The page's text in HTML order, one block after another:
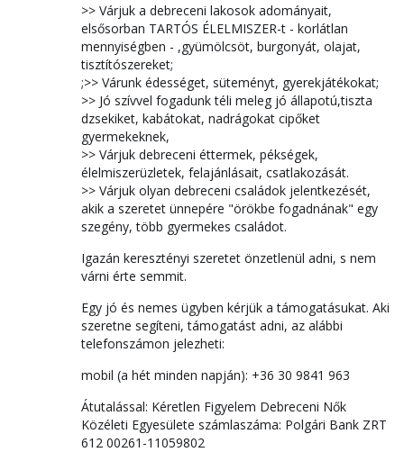
>> Várjuk a debreceni lakosok adományait,
elsősorban TARTÓS ÉLELMISZER-t - korlátlan
mennyiségben - ,gyümölcsöt, burgonyát, olajat,
tisztítószereket;
;>> Várunk édességet, süteményt, gyerekjátékokat;
>> Jó szívvel fogadunk téli meleg jó állapotú,tiszta
dzsekiket, kabátokat, nadrágokat cipőket
gyermekeknek,
>> Várjuk debreceni éttermek, pékségek,
élelmiszerüzletek, felajánlásait, csatlakozását.
>> Várjuk olyan debreceni családok jelentkezését,
akik a szeretet ünnepére "örökbe fogadnának" egy
szegény, több gyermekes családot.
Igazán keresztényi szeretet önzetlenül adni, s nem
várni érte semmit.
Egy jó és nemes ügyben kérjük a támogatásukat. Aki
szeretne segíteni, támogatást adni, az alábbi
telefonszámon jelezheti:
mobil (a hét minden napján): +36 30 9841 963
Átutalással: Kéretlen Figyelem Debreceni Nők
Közéleti Egyesülete számlaszáma: Polgári Bank ZRT
612 00261-11059802